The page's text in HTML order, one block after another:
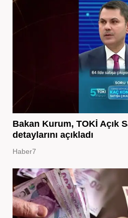
Bakan Kurum, TOKİ Açık
detaylarını açıkladı
Haber7